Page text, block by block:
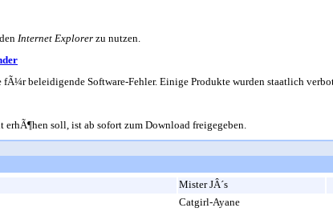
Internet Explorer zu nutzen.
beleidigende Software-Fehler. Einige Produkte wurden staatlich
erhÃ¶hen soll, ist ab sofort zum Download freigegeben.
Mister JÂ´s
Catgirl-Ayane